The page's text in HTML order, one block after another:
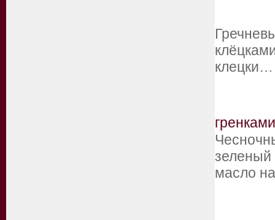
клецки…
гренками
зеленый
масло